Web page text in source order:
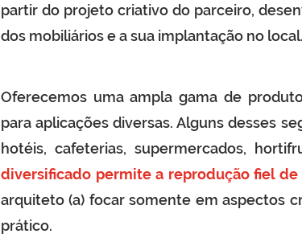
partir do projeto criativo do parceiro,
dos mobiliários e a sua implantação no local.
Oferecemos uma ampla gama de
para aplicações diversas. Alguns desses
hotéis, cafeterias, supermercados,
diversificado permite a reprodução fiel
arquiteto (a) focar somente em aspectos
prático.